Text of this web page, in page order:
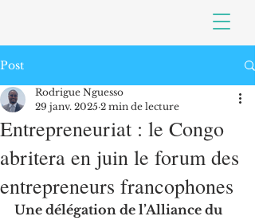
Post
Entrepreneuriat : le Congo
abritera en juin le forum des
entrepreneurs francophones
Rodrigue Nguesso
29 janv. 2025 2 min de lecture
Une délégation de l’Alliance du